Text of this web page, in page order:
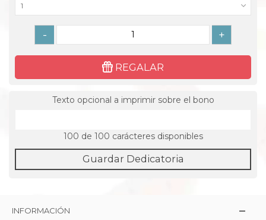
1
- +
REGALAR
Texto opcional a imprimir sobre el bono
100 de 100 carácteres disponibles
Guardar Dedicatoria
INFORMACIÓN